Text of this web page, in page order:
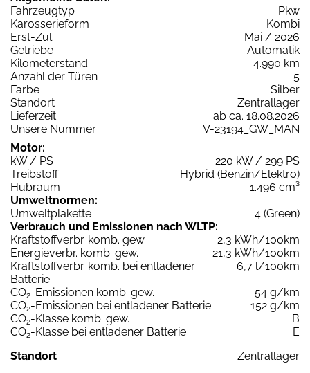
Fahrzeugtyp
Pkw
Karosserieform
Kombi
Erst-Zul.
Mai / 2026
Getriebe
Automatik
Kilometerstand
4.990 km
Anzahl der Türen
5
Farbe
Silber
Standort
Zentrallager
Lieferzeit
ab ca. 18.08.2026
Unsere Nummer
V-23194_GW_MAN
Motor:
kW / PS
220 kW / 299 PS
Treibstoff
Hybrid (Benzin/Elektro)
Hubraum
1.496 cm³
Umweltnormen:
Umweltplakette
4 (Green)
Verbrauch und Emissionen nach WLTP:
Kraftstoffverbr. komb. gew.
2,3 kWh/100km
Energieverbr. komb. gew.
21,3 kWh/100km
Kraftstoffverbr. komb. bei entladener
Batterie
6,7 l/100km
CO2-Emissionen komb. gew.
54 g/km
CO2-Emissionen bei entladener Batterie
152 g/km
CO2-Klasse komb. gew.
B
CO2-Klasse bei entladener Batterie
E
Standort
Zentrallager